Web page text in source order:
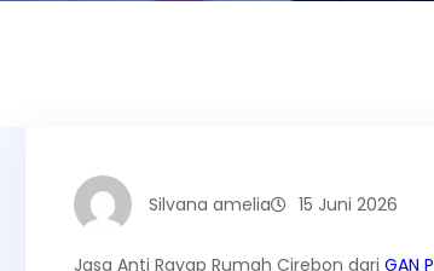
Silvana amelia 15 Juni 2026
Jasa Anti Rayap Rumah Cirebon dariGAN